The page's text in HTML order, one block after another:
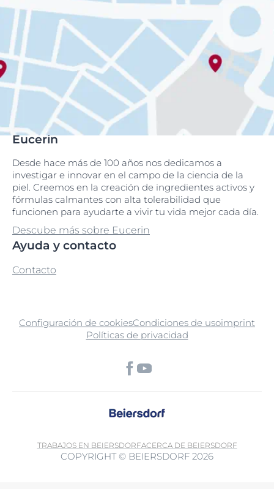
Eucerin
Desde hace más de 100 años nos dedicamos a
investigar e innovar en el campo de la ciencia de la
piel. Creemos en la creación de ingredientes activos y
fórmulas calmantes con alta tolerabilidad que
funcionen para ayudarte a vivir tu vida mejor cada día.
Descube más sobre Eucerin
Ayuda y contacto
Contacto
Configuración de cookiesCondiciones de usoimprint
Políticas de privacidad
TRABAJOS EN BEIERSDORFACERCA DE BEIERSDORF
COPYRIGHT © BEIERSDORF 2026